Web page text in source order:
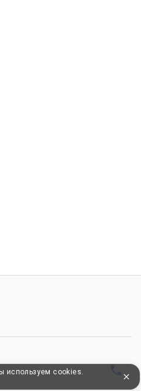
используем cookies.